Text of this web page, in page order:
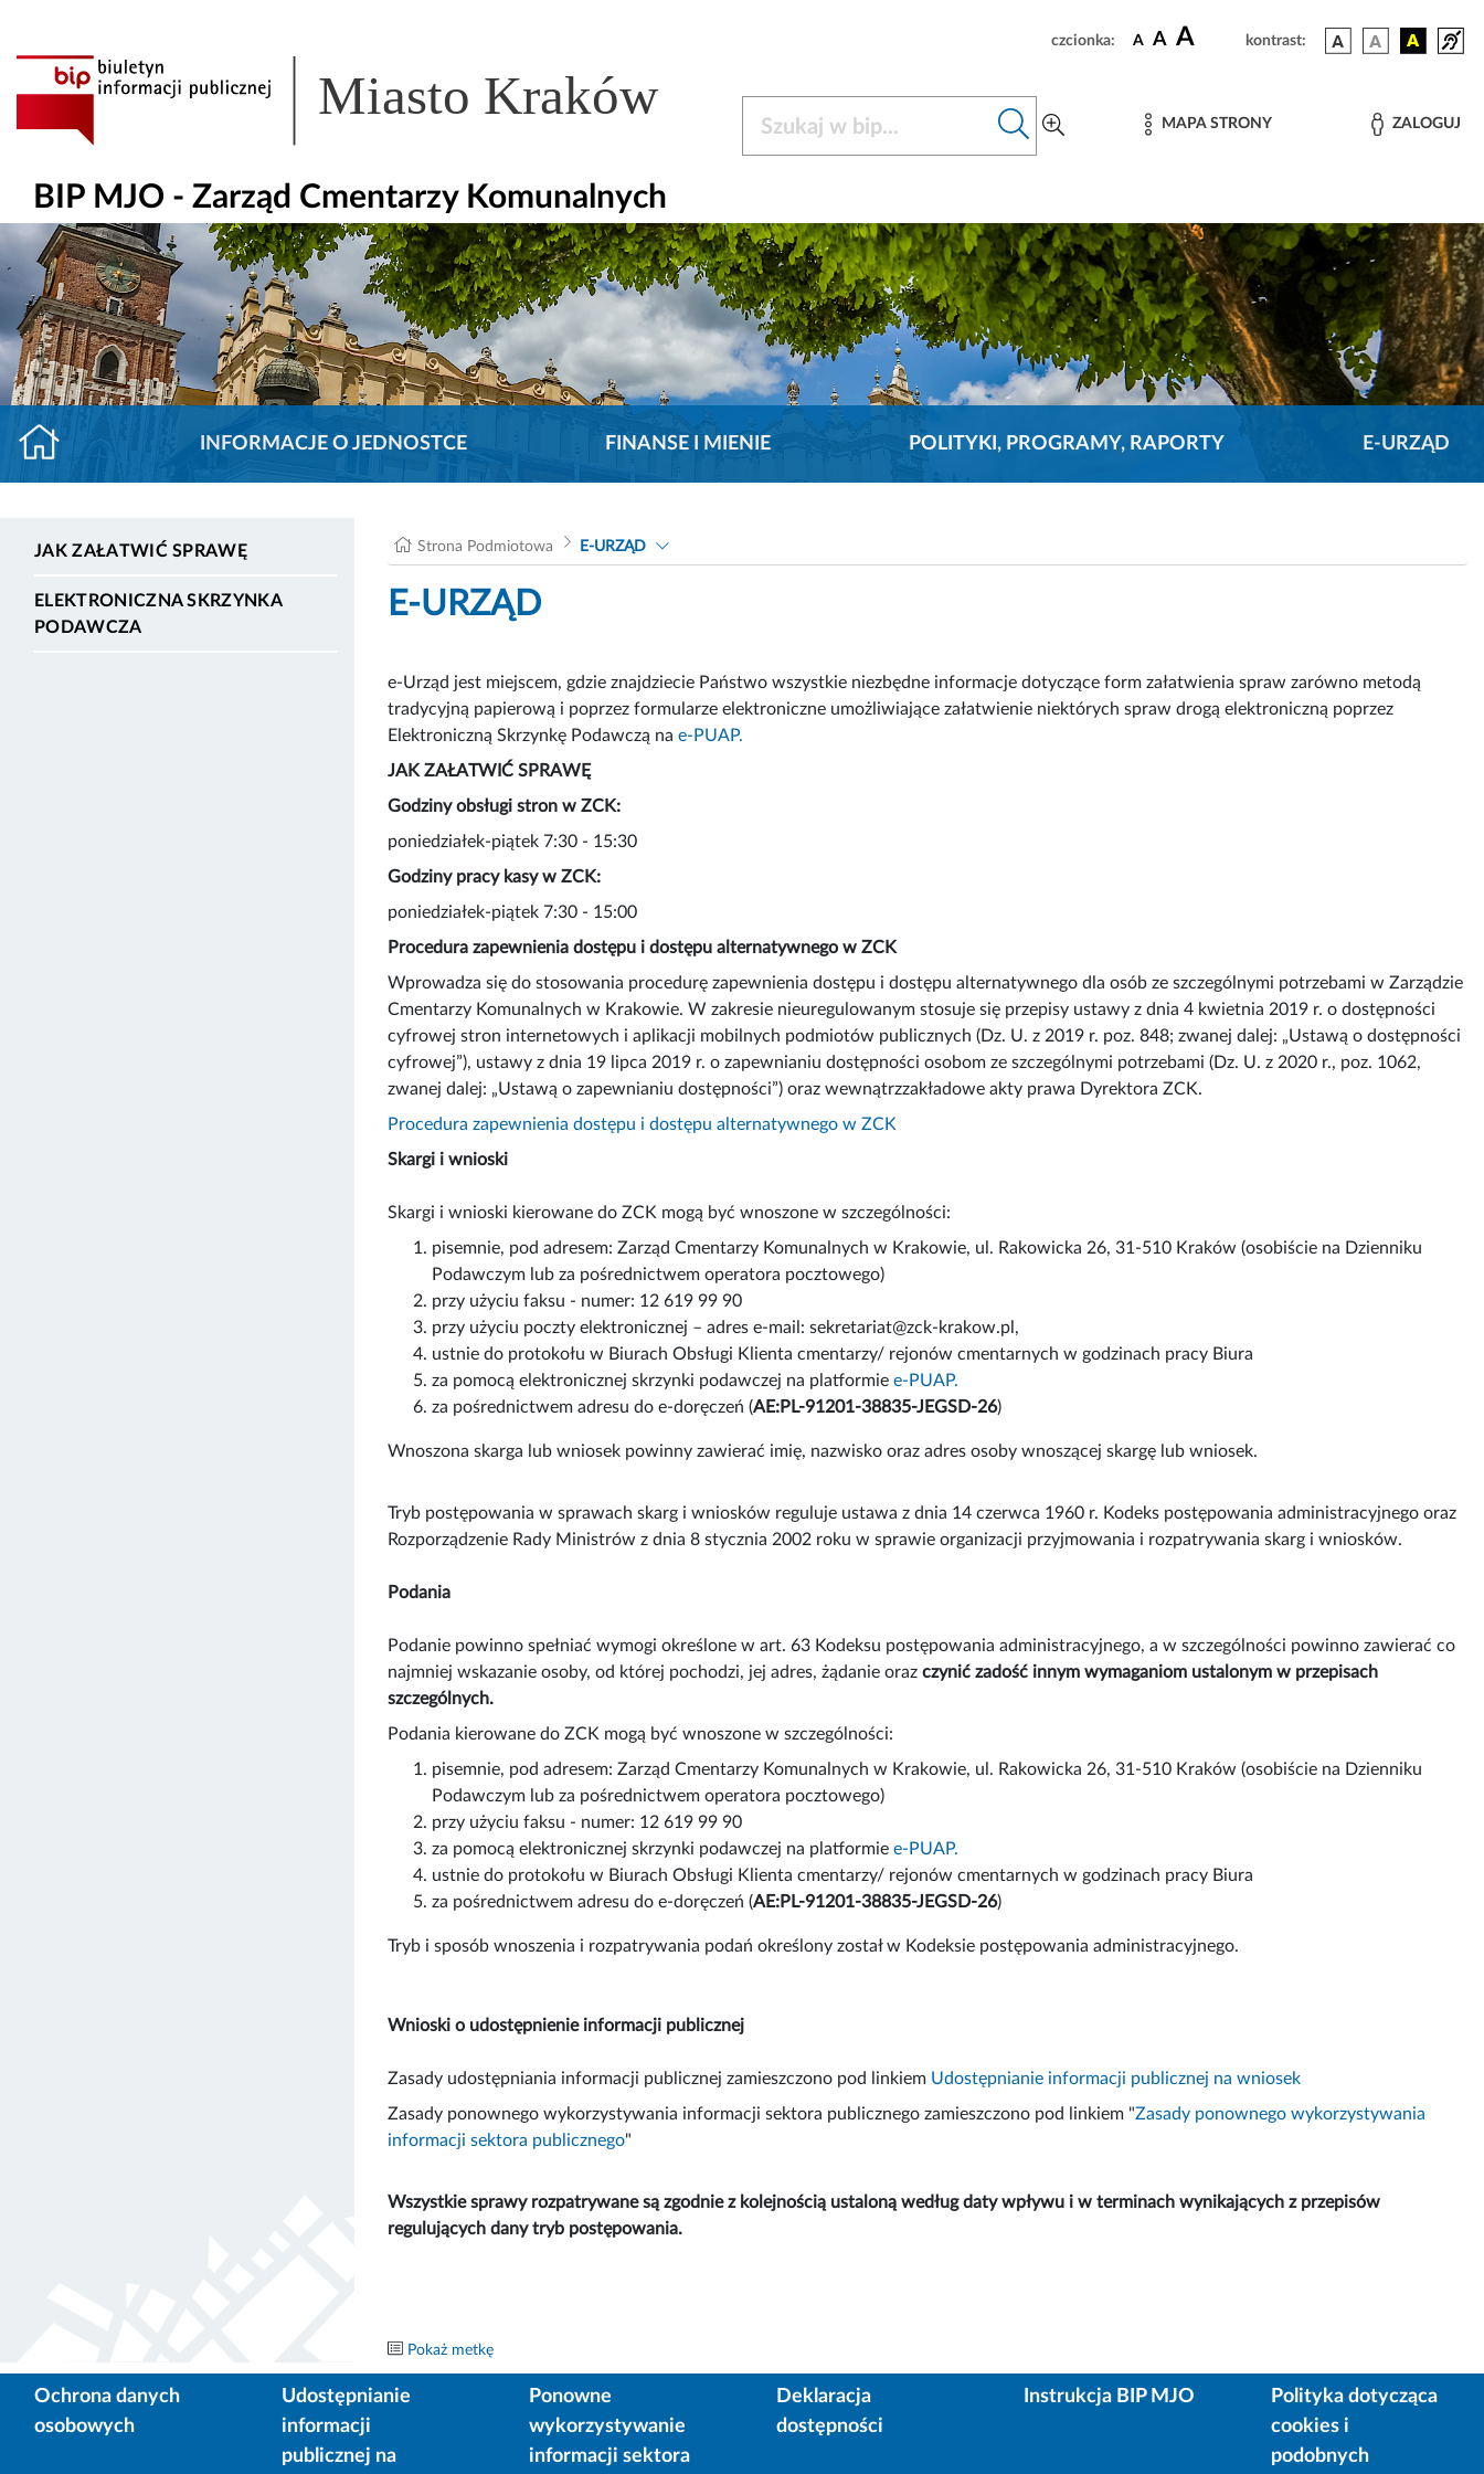
czcionka: A A A kontrast:
Miasto Kraków MAPA STRONY ZALOGUJ
BIP MJO - Zarząd Cmentarzy Komunalnych
INFORMACJE O JEDNOSTCE FINANSE I MIENIE POLITYKI, PROGRAMY, RAPORTY E-URZĄD
JAK ZAŁATWIĆ SPRAWĘ
ELEKTRONICZNA SKRZYNKA
PODAWCZA
Strona Podmiotowa E-URZĄD
E-URZĄD
e-Urząd jest miejscem, gdzie znajdziecie Państwo wszystkie niezbędne informacje dotyczące form załatwienia spraw zarówno metodą
tradycyjną papierową i poprzez formularze elektroniczne umożliwiające załatwienie niektórych spraw drogą elektroniczną poprzez
Elektroniczną Skrzynkę Podawczą na e-PUAP.
JAK ZAŁATWIĆ SPRAWĘ
Godziny obsługi stron w ZCK:
poniedziałek-piątek 7:30 - 15:30
Godziny pracy kasy w ZCK:
poniedziałek-piątek 7:30 - 15:00
Procedura zapewnienia dostępu i dostępu alternatywnego w ZCK
Wprowadza się do stosowania procedurę zapewnienia dostępu i dostępu alternatywnego dla osób ze szczególnymi potrzebami w Zarządzie
Cmentarzy Komunalnych w Krakowie. W zakresie nieuregulowanym stosuje się przepisy ustawy z dnia 4 kwietnia 2019 r. o dostępności
cyfrowej stron internetowych i aplikacji mobilnych podmiotów publicznych (Dz. U. z 2019 r. poz. 848; zwanej dalej: „Ustawą o dostępności
cyfrowej”), ustawy z dnia 19 lipca 2019 r. o zapewnianiu dostępności osobom ze szczególnymi potrzebami (Dz. U. z 2020 r., poz. 1062,
zwanej dalej: „Ustawą o zapewnianiu dostępności”) oraz wewnątrzzakładowe akty prawa Dyrektora ZCK.
Procedura zapewnienia dostępu i dostępu alternatywnego w ZCK
Skargi i wnioski
Skargi i wnioski kierowane do ZCK mogą być wnoszone w szczególności:
pisemnie, pod adresem: Zarząd Cmentarzy Komunalnych w Krakowie, ul. Rakowicka 26, 31-510 Kraków (osobiście na Dzienniku
Podawczym lub za pośrednictwem operatora pocztowego)
przy użyciu faksu - numer: 12 619 99 90
przy użyciu poczty elektronicznej – adres e-mail: sekretariat@zck-krakow.pl,
ustnie do protokołu w Biurach Obsługi Klienta cmentarzy/ rejonów cmentarnych w godzinach pracy Biura
za pomocą elektronicznej skrzynki podawczej na platformie e-PUAP.
za pośrednictwem adresu do e-doręczeń (AE:PL-91201-38835-JEGSD-26)
Wnoszona skarga lub wniosek powinny zawierać imię, nazwisko oraz adres osoby wnoszącej skargę lub wniosek.
Tryb postępowania w sprawach skarg i wniosków reguluje ustawa z dnia 14 czerwca 1960 r. Kodeks postępowania administracyjnego oraz
Rozporządzenie Rady Ministrów z dnia 8 stycznia 2002 roku w sprawie organizacji przyjmowania i rozpatrywania skarg i wniosków.
Podania
Podanie powinno spełniać wymogi określone w art. 63 Kodeksu postępowania administracyjnego, a w szczególności powinno zawierać co
najmniej wskazanie osoby, od której pochodzi, jej adres, żądanie oraz czynić zadość innym wymaganiom ustalonym w przepisach
szczególnych.
Podania kierowane do ZCK mogą być wnoszone w szczególności:
pisemnie, pod adresem: Zarząd Cmentarzy Komunalnych w Krakowie, ul. Rakowicka 26, 31-510 Kraków (osobiście na Dzienniku
Podawczym lub za pośrednictwem operatora pocztowego)
przy użyciu faksu - numer: 12 619 99 90
za pomocą elektronicznej skrzynki podawczej na platformie e-PUAP.
ustnie do protokołu w Biurach Obsługi Klienta cmentarzy/ rejonów cmentarnych w godzinach pracy Biura
za pośrednictwem adresu do e-doręczeń (AE:PL-91201-38835-JEGSD-26)
Tryb i sposób wnoszenia i rozpatrywania podań określony został w Kodeksie postępowania administracyjnego.
Wnioski o udostępnienie informacji publicznej
Zasady udostępniania informacji publicznej zamieszczono pod linkiem Udostępnianie informacji publicznej na wniosek
Zasady ponownego wykorzystywania informacji sektora publicznego zamieszczono pod linkiem "Zasady ponownego wykorzystywania
informacji sektora publicznego"
Wszystkie sprawy rozpatrywane są zgodnie z kolejnością ustaloną według daty wpływu i w terminach wynikających z przepisów
regulujących dany tryb postępowania.
Pokaż metkę
Ochrona danych
osobowych
Udostępnianie
informacji
publicznej na
Ponowne
wykorzystywanie
informacji sektora
Deklaracja
dostępności
Instrukcja BIP MJO
Polityka dotycząca
cookies i
podobnych